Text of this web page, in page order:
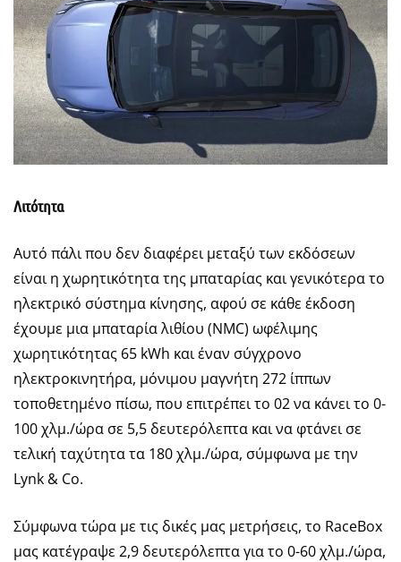
Λιτότητα
Αυτό πάλι που δεν διαφέρει μεταξύ των εκδόσεων
είναι η χωρητικότητα της μπαταρίας και γενικότερα το
ηλεκτρικό σύστημα κίνησης, αφού σε κάθε έκδοση
έχουμε μια μπαταρία λιθίου (NMC) ωφέλιμης
χωρητικότητας 65 kWh και έναν σύγχρονο
ηλεκτροκινητήρα, μόνιμου μαγνήτη 272 ίππων
τοποθετημένο πίσω, που επιτρέπει το 02 να κάνει το 0-
100 χλμ./ώρα σε 5,5 δευτερόλεπτα και να φτάνει σε
τελική ταχύτητα τα 180 χλμ./ώρα, σύμφωνα με την
Lynk & Co.
Σύμφωνα τώρα με τις δικές μας μετρήσεις, το RaceBox
μας κατέγραψε 2,9 δευτερόλεπτα για το 0-60 χλμ./ώρα,